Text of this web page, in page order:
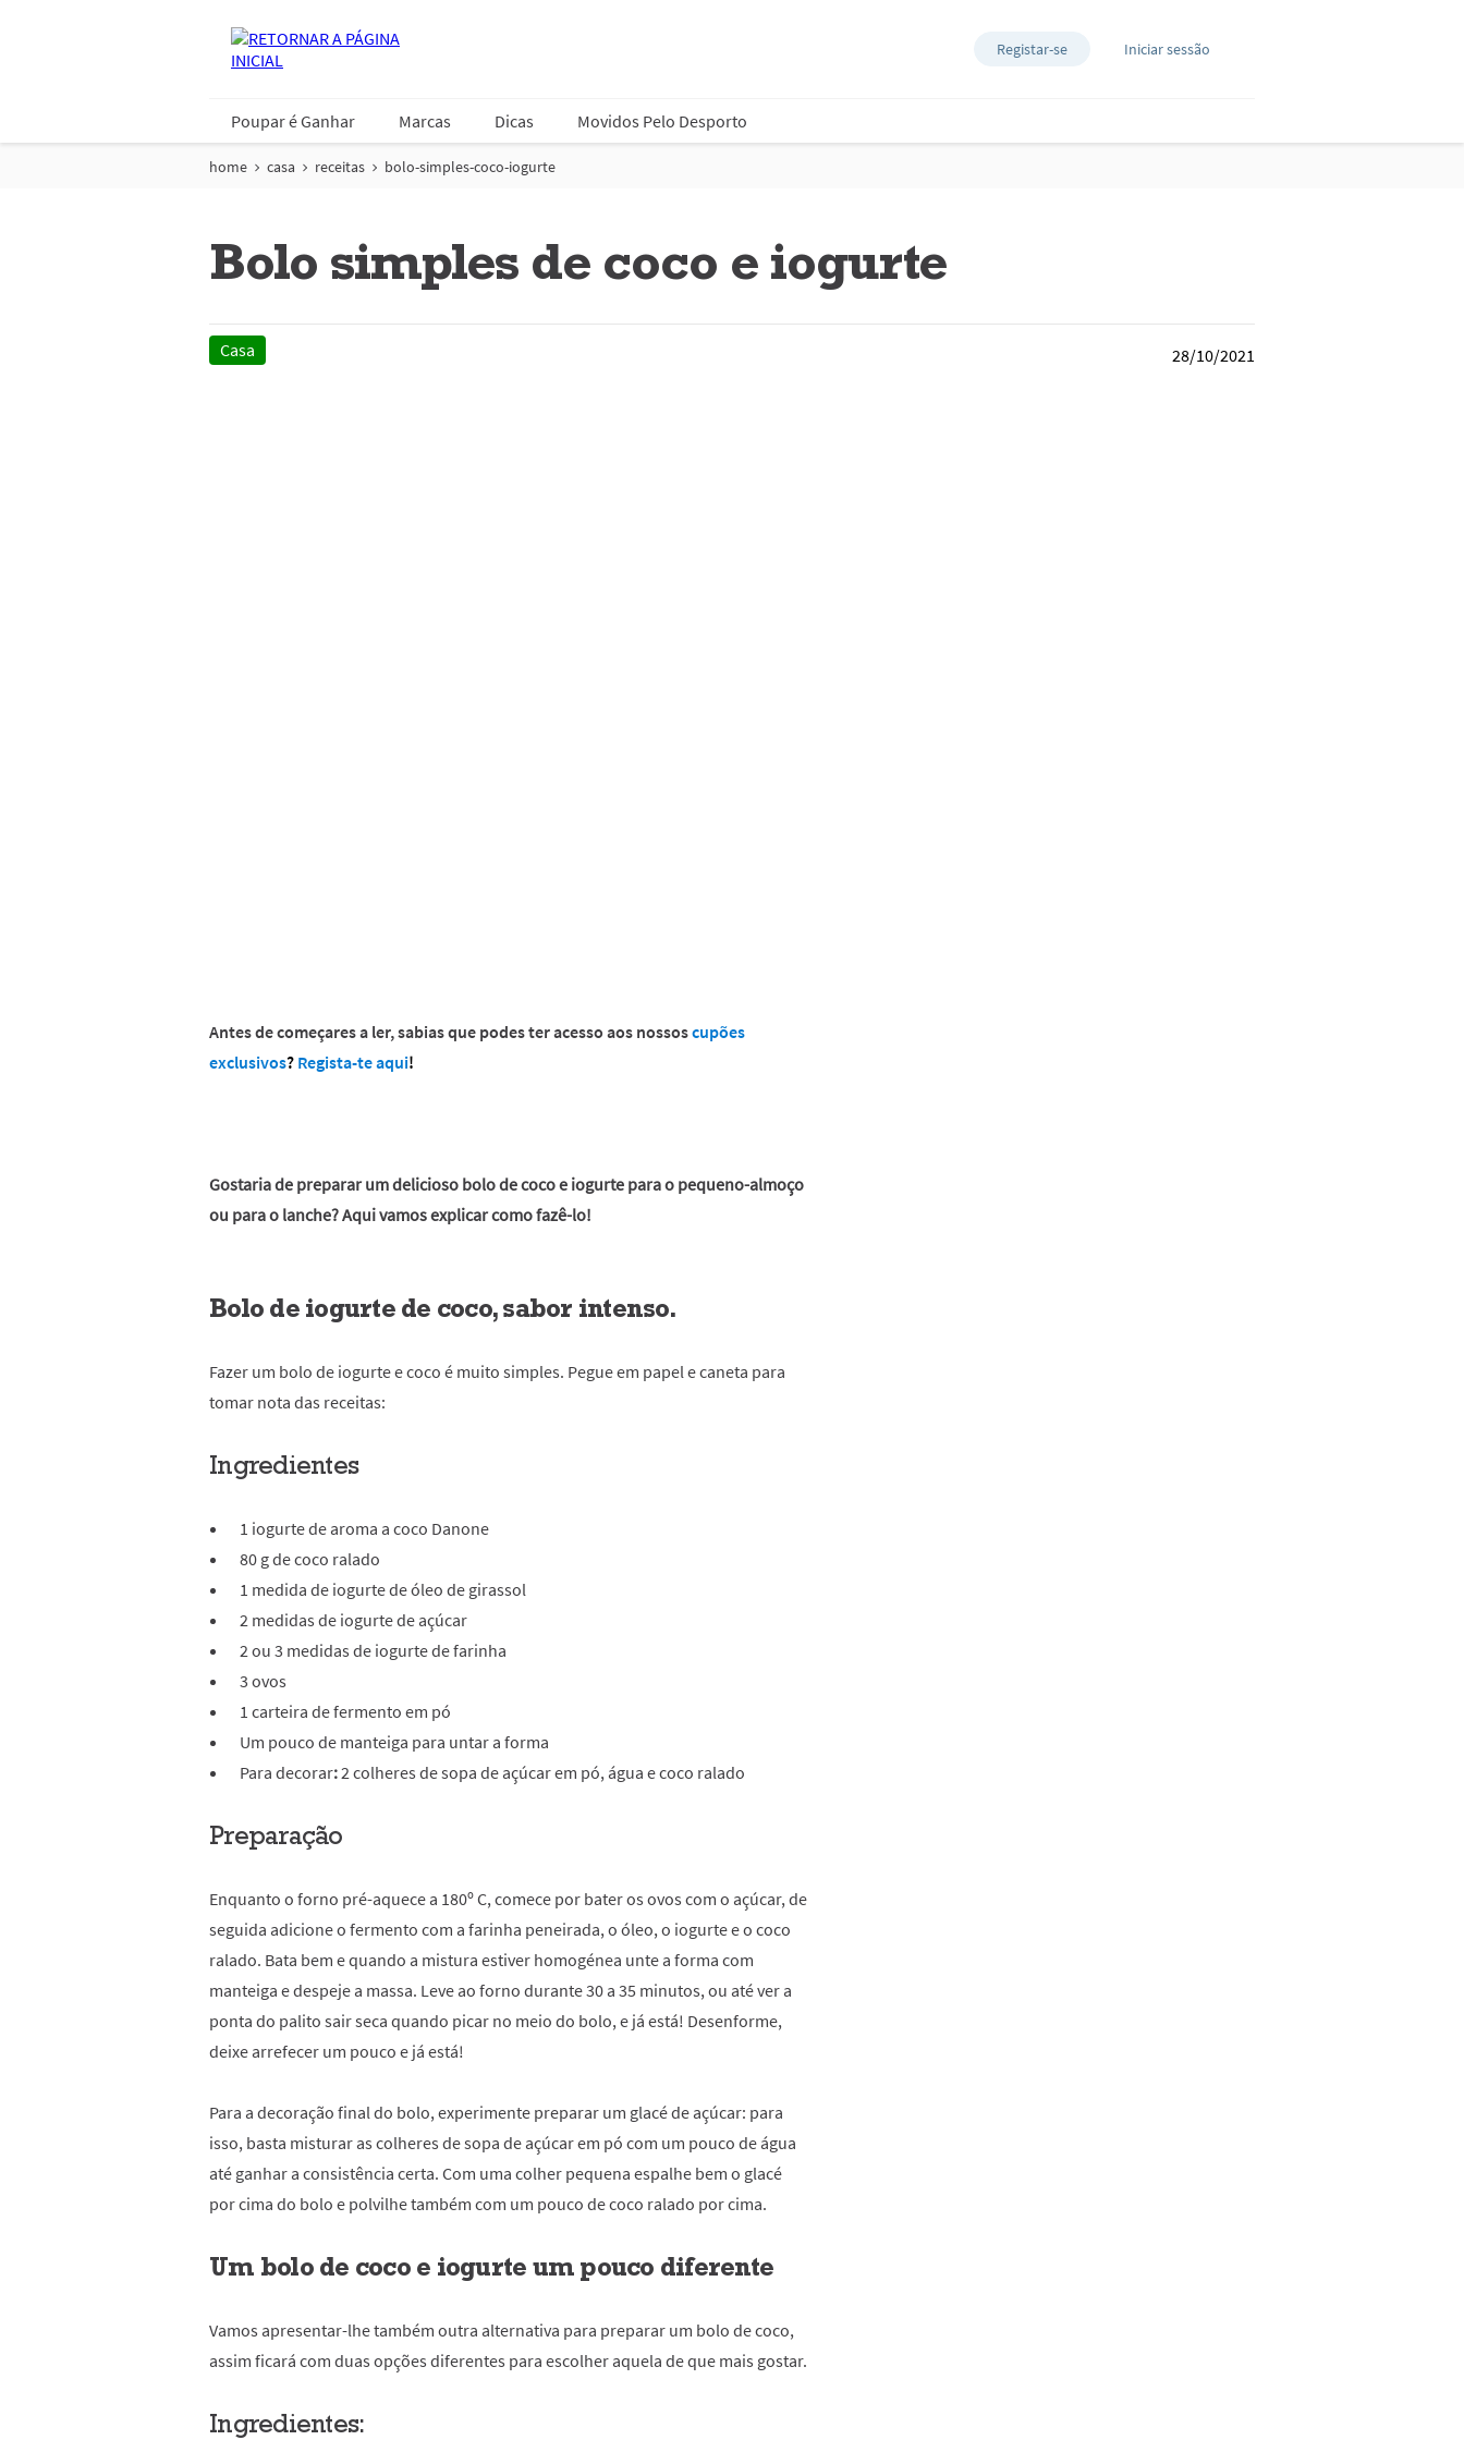
Registar-se Iniciar sessão
Poupar é Ganhar Marcas Dicas Movidos Pelo Desporto
home casa receitas bolo-simples-coco-iogurte
Bolo simples de coco e iogurte
Casa 28/10/2021
Antes de começares a ler, sabias que podes ter acesso aos nossoscupões
exclusivos? Regista-te aqui!
Gostaria de preparar um delicioso bolo de coco e iogurte para o pequeno-almoço
ou para o lanche? Aqui vamos explicar como fazê-lo!
Bolo de iogurte de coco, sabor intenso.
Fazer um bolo de iogurte e coco é muito simples. Pegue em papel e caneta para
tomar nota das receitas:
Ingredientes
1 iogurte de aroma a coco Danone
80 g de coco ralado
1 medida de iogurte de óleo de girassol
2 medidas de iogurte de açúcar
2 ou 3 medidas de iogurte de farinha
3 ovos
1 carteira de fermento em pó
Um pouco de manteiga para untar a forma
Para decorar:2 colheres de sopa de açúcar em pó, água e coco ralado
Preparação
Enquanto o forno pré-aquece a 180º C, comece por bater os ovos com o açúcar, de
seguida adicione o fermento com a farinha peneirada, o óleo, o iogurte e o coco
ralado. Bata bem e quando a mistura estiver homogénea unte a forma com
manteiga e despeje a massa. Leve ao forno durante 30 a 35 minutos, ou até ver a
ponta do palito sair seca quando picar no meio do bolo, e já está! Desenforme,
deixe arrefecer um pouco e já está!
Para a decoração final do bolo, experimente preparar um glacé de açúcar: para
isso, basta misturar as colheres de sopa de açúcar em pó com um pouco de água
até ganhar a consistência certa. Com uma colher pequena espalhe bem o glacé
por cima do bolo e polvilhe também com um pouco de coco ralado por cima.
Um bolo de coco e iogurte um pouco diferente
Vamos apresentar-lhe também outra alternativa para preparar um bolo de coco,
assim ficará com duas opções diferentes para escolher aquela de que mais gostar.
Ingredientes: